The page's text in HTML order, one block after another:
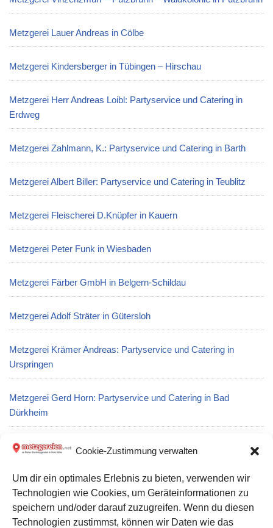
Cookie-Zustimmung verwalten
Um dir ein optimales Erlebnis zu bieten, verwenden wir
Technologien wie Cookies, um Geräteinformationen zu
speichern und/oder darauf zuzugreifen. Wenn du diesen
Technologien zustimmst, können wir Daten wie das
Metzgerei Lauer Andreas in Cölbe
Metzgerei Kindersberger in Tübingen – Hirschau
Metzgerei Herr Andreas Loibl: Partyservice und Catering in
Erdweg
Metzgerei Zahlmann, K.: Partyservice und Catering in Barth
Metzgerei Albert Biller: Partyservice und Catering in Teublitz
Metzgerei Fleischerei D.Knüpfer in Kauern
Metzgerei Peter Funk in Wiesbaden
Metzgerei Färber GmbH in Belgern-Schildau
Metzgerei Adolf Sträter in Gütersloh
Metzgerei Krämer Andreas: Partyservice und Catering in
Urspringen
Metzgerei Gerd Horn: Partyservice und Catering in Bad
Dürkheim
Metzgerei Martin Rudrof in Stadelhofen
Metzgerei Michael Württemberger in Heilbronn
Metzgerei Land Stefan Rumpel in Bruckmühl